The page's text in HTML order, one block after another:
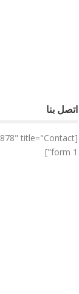
اتصل بنا
title="Contact
form 1"]